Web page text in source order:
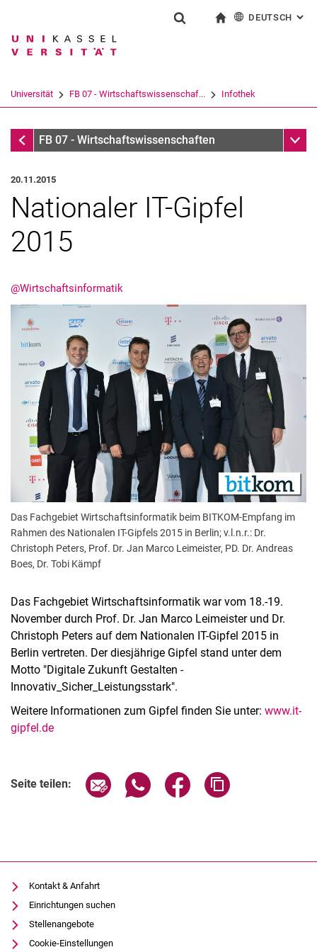
Springe direkt zu: Inhalt
Springe direkt zu: Suche
Springe direkt zu:
Suchbegriff
Suchen (öffnet externen Link in einem
DEUTSCH :
Universität FB 07 - Wirtschaftswissenschaf... Infothek
InfothekFB 07 - Wirtschaftswissenschaften
Aktuelles
Stellenangebote
Termine
20.11.2015
Nationaler IT-Gipfel
2015
@Wirtschaftsinformatik
Das Fachgebiet Wirtschaftsinformatik beim BITKOM-Empfang im
Rahmen des Nationalen IT-Gipfels 2015 in Berlin; v.l.n.r.: Dr.
Christoph Peters, Prof. Dr. Jan Marco Leimeister, PD. Dr. Andreas
Boes, Dr. Tobi Kämpf
Das Fachgebiet Wirtschaftsinformatik war vom 18.-19.
November durch Prof. Dr. Jan Marco Leimeister und Dr.
Christoph Peters auf dem Nationalen IT-Gipfel 2015 in
Berlin vertreten. Der diesjährige Gipfel stand unter dem
Motto "Digitale Zukunft Gestalten -
Innovativ_Sicher_Leistungsstark".
Weitere Informationen zum Gipfel finden Sie unter: www.it-
gipfel.de
Seite teilen: Seite über E-Mail teilen
Seite über WhatsApp teilen
Seite über Facebook
Kontakt & Anfahrt
Einrichtungen suchen
Stellenangebote
Cookie-Einstellungen